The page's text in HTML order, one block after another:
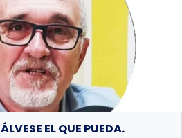
EL QUE PUEDA.